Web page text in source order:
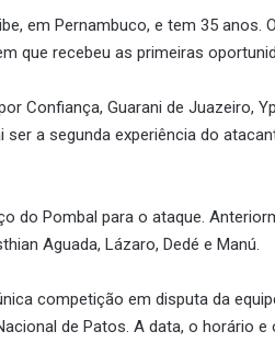
em Pernambuco, e tem 35 anos.
que recebeu as primeiras
Confiança, Guarani de Juazeiro,
ser a segunda experiência do
do Pombal para o ataque.
Aguada, Lázaro, Dedé e Manú.
competição em disputa da
de Patos. A data, o horário